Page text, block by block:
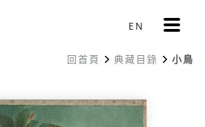
EN 更
多
單
回首頁 典藏目錄 小鳥